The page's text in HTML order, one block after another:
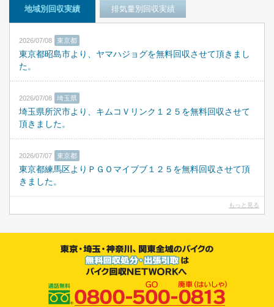
地域別 回収実績 排気量別 回収実績
2026/07/08 東京都
東京都昭島市より、ヤマハジョグを無料回収させて頂きまし
た。
2026/07/08 埼玉県
埼玉県所沢市より、キムコＶリンク１２５を無料回収させて
頂きました。
2026/07/07 東京都
東京都練馬区よりＰＧＯマイブブ１２５を無料回収させて頂
きました。
もっと見る